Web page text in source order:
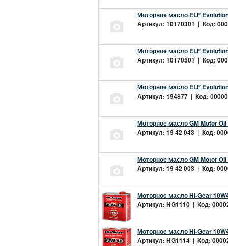
Моторное масло ELF
Артикул: 10170301 | Код:
Моторное масло ELF
Артикул: 10170501 | Код:
Моторное масло ELF
Артикул: 194877 | Код:
Моторное масло GM Motor Oil
Артикул: 19 42 043 | Код:
Моторное масло GM Motor
Артикул: 19 42 003 | Код:
Моторное масло Hi-Gear
Артикул: HG1110 | Код:
Моторное масло Hi-Gear
Артикул: HG1114 | Код: